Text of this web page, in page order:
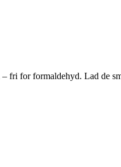
fri for formaldehyd. Lad de